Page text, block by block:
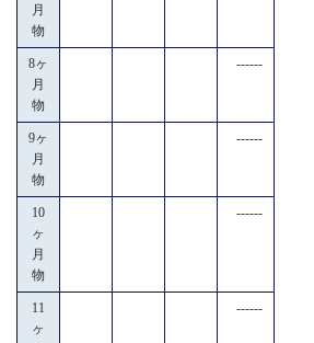
月
物
8ヶ
月
物
------
9ヶ
月
物
------
10
ヶ
月
物
------
11
ヶ
------